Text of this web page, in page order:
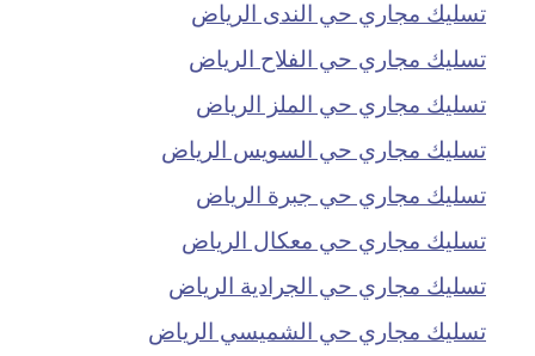
تسليك مجاري حي الندى الرياض
تسليك مجاري حي الفلاح الرياض
تسليك مجاري حي الملز الرياض
تسليك مجاري حي السويس الرياض
تسليك مجاري حي جبرة الرياض
تسليك مجاري حي معكال الرياض
تسليك مجاري حي الجرادية الرياض
تسليك مجاري حي الشميسي الرياض